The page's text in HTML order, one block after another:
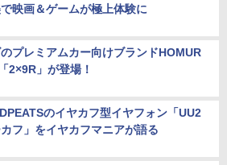
映画＆ゲームが極上体験に
プレミアムカー向けブランドHOMUR
2×9R」が登場！
のイヤカフ型イヤフォン「UU2
フ」をイヤカフマニアが語る